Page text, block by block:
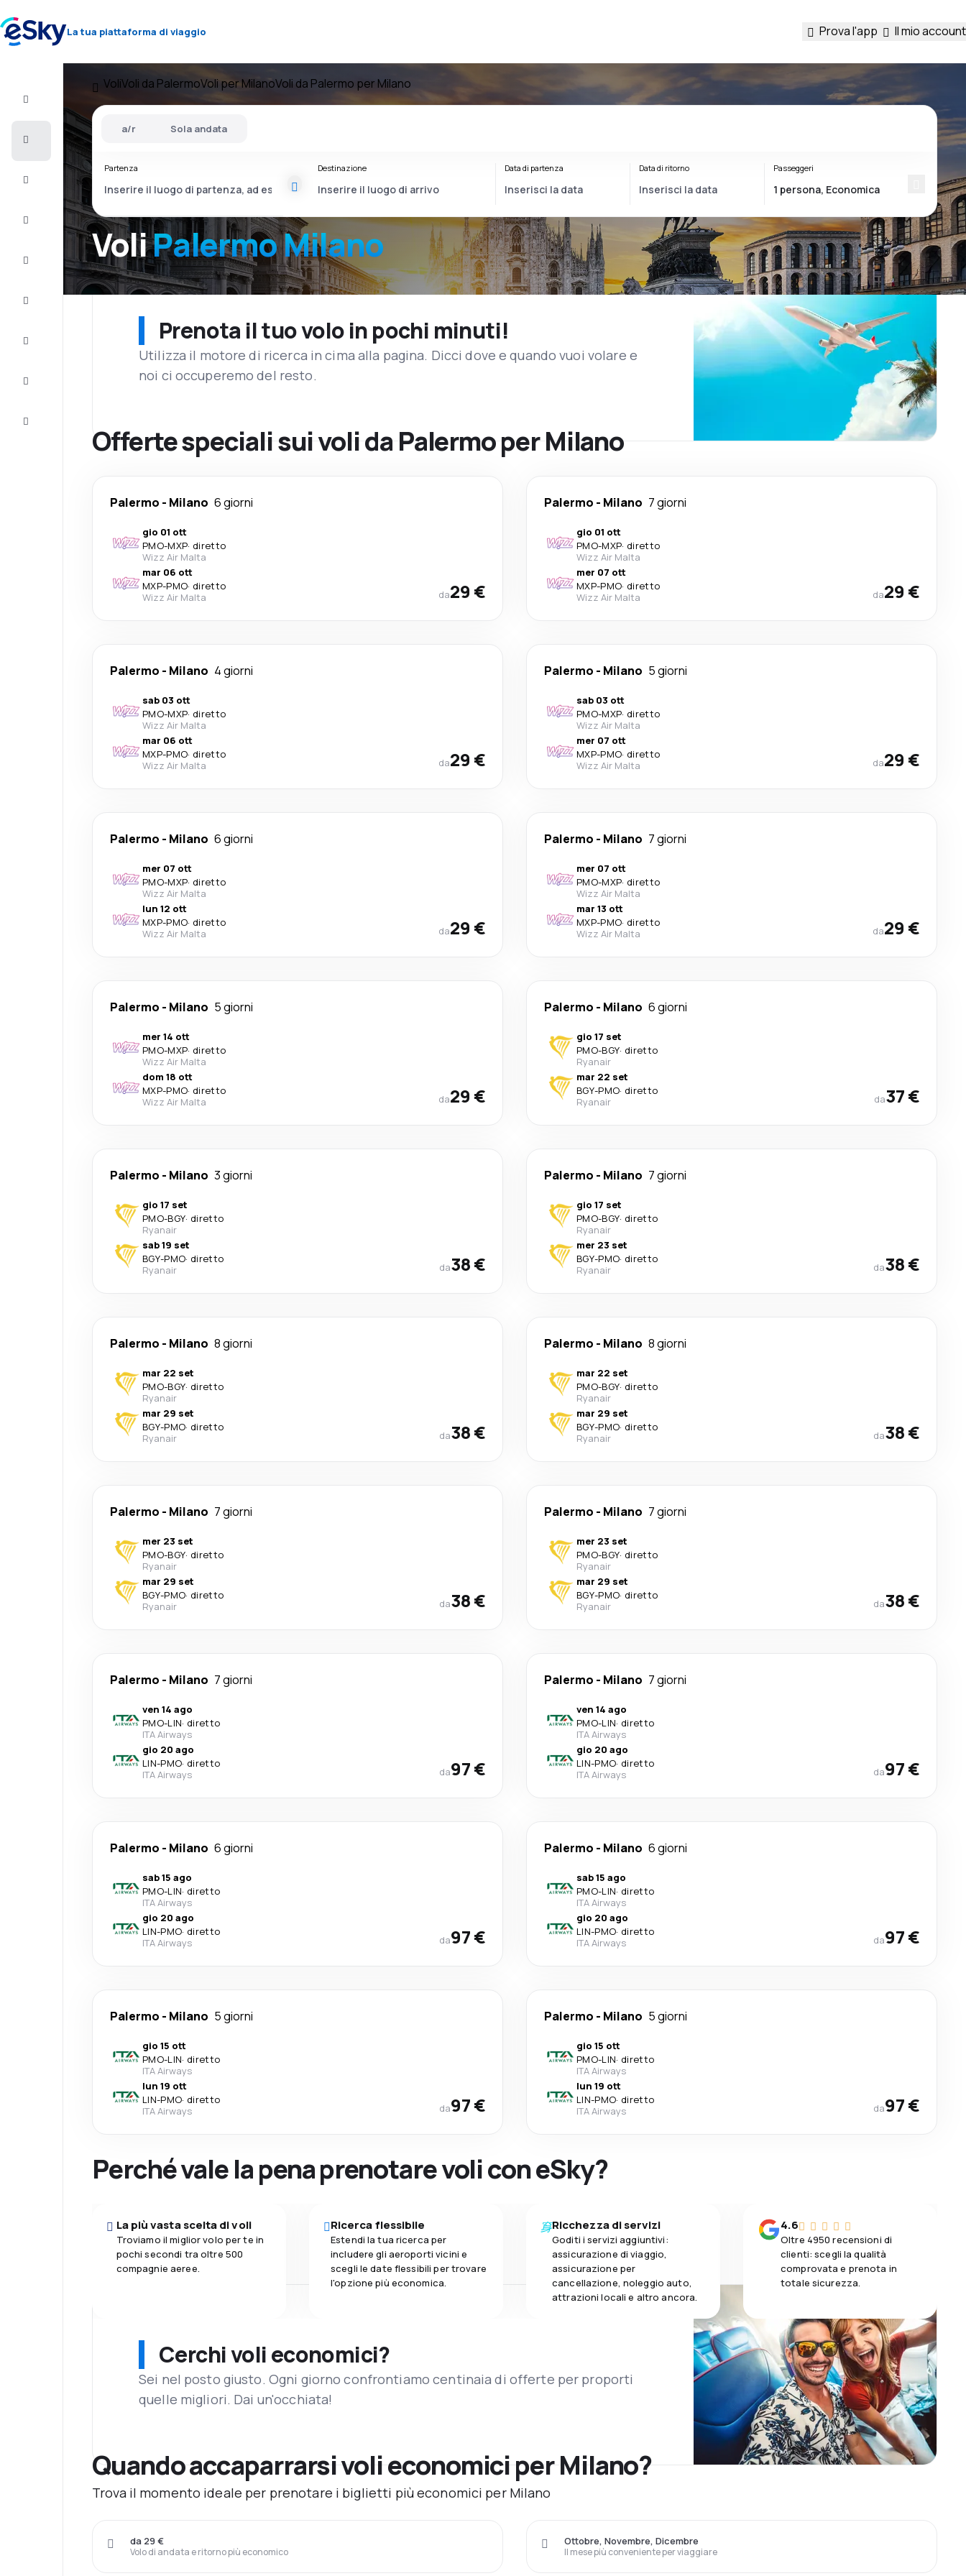
La tua piattaforma di viaggio Prova l'app Il mio account
Pernottamenti
VoliVoli da PalermoVoli per MilanoVoli da Palermo per Milano
VoliPalermo Milano
a/r Sola andata
Partenza Destinazione Data di partenza Data di ritorno Passeggeri
Prenota il tuo volo in pochi minuti!
Utilizza il motore di ricerca in cima alla pagina. Dicci dove e quando vuoi volare e
noi ci occuperemo del resto.
Offerte speciali sui voli da Palermo per Milano
Palermo - Milano 6 giorni
gio 01 ott
PMO-MXP· diretto
Wizz Air Malta
mar 06 ott
MXP-PMO· diretto
Wizz Air Malta
da29 €
Palermo - Milano 7 giorni
gio 01 ott
PMO-MXP· diretto
Wizz Air Malta
mer 07 ott
MXP-PMO· diretto
Wizz Air Malta
da29 €
Palermo - Milano 4 giorni
sab 03 ott
PMO-MXP· diretto
Wizz Air Malta
mar 06 ott
MXP-PMO· diretto
Wizz Air Malta
da29 €
Palermo - Milano 5 giorni
sab 03 ott
PMO-MXP· diretto
Wizz Air Malta
mer 07 ott
MXP-PMO· diretto
Wizz Air Malta
da29 €
Palermo - Milano 6 giorni
mer 07 ott
PMO-MXP· diretto
Wizz Air Malta
lun 12 ott
MXP-PMO· diretto
Wizz Air Malta
da29 €
Palermo - Milano 7 giorni
mer 07 ott
PMO-MXP· diretto
Wizz Air Malta
mar 13 ott
MXP-PMO· diretto
Wizz Air Malta
da29 €
Palermo - Milano 5 giorni
mer 14 ott
PMO-MXP· diretto
Wizz Air Malta
dom 18 ott
MXP-PMO· diretto
Wizz Air Malta
da29 €
Palermo - Milano 6 giorni
gio 17 set
PMO-BGY· diretto
Ryanair
mar 22 set
BGY-PMO· diretto
Ryanair
da37 €
Palermo - Milano 3 giorni
gio 17 set
PMO-BGY· diretto
Ryanair
sab 19 set
BGY-PMO· diretto
Ryanair
da38 €
Palermo - Milano 7 giorni
gio 17 set
PMO-BGY· diretto
Ryanair
mer 23 set
BGY-PMO· diretto
Ryanair
da38 €
Palermo - Milano 8 giorni
mar 22 set
PMO-BGY· diretto
Ryanair
mar 29 set
BGY-PMO· diretto
Ryanair
da38 €
Palermo - Milano 8 giorni
mar 22 set
PMO-BGY· diretto
Ryanair
mar 29 set
BGY-PMO· diretto
Ryanair
da38 €
Palermo - Milano 7 giorni
mer 23 set
PMO-BGY· diretto
Ryanair
mar 29 set
BGY-PMO· diretto
Ryanair
da38 €
Palermo - Milano 7 giorni
mer 23 set
PMO-BGY· diretto
Ryanair
mar 29 set
BGY-PMO· diretto
Ryanair
da38 €
Palermo - Milano 7 giorni
ven 14 ago
PMO-LIN· diretto
ITA Airways
gio 20 ago
LIN-PMO· diretto
ITA Airways
da97 €
Palermo - Milano 7 giorni
ven 14 ago
PMO-LIN· diretto
ITA Airways
gio 20 ago
LIN-PMO· diretto
ITA Airways
da97 €
Palermo - Milano 6 giorni
sab 15 ago
PMO-LIN· diretto
ITA Airways
gio 20 ago
LIN-PMO· diretto
ITA Airways
da97 €
Palermo - Milano 6 giorni
sab 15 ago
PMO-LIN· diretto
ITA Airways
gio 20 ago
LIN-PMO· diretto
ITA Airways
da97 €
Palermo - Milano 5 giorni
gio 15 ott
PMO-LIN· diretto
ITA Airways
lun 19 ott
LIN-PMO· diretto
ITA Airways
da97 €
Palermo - Milano 5 giorni
gio 15 ott
PMO-LIN· diretto
ITA Airways
lun 19 ott
LIN-PMO· diretto
ITA Airways
da97 €
Perché vale la pena prenotare voli con eSky?
La più vasta scelta di voli
Troviamo il miglior volo per te in
pochi secondi tra oltre 500
compagnie aeree.
Ricerca flessibile
Estendi la tua ricerca per
includere gli aeroporti vicini e
scegli le date flessibili per trovare
l'opzione più economica.
Ricchezza di servizi
Goditi i servizi aggiuntivi:
assicurazione di viaggio,
assicurazione per
cancellazione, noleggio auto,
attrazioni locali e altro ancora.
4.6
Oltre 4950 recensioni di
clienti: scegli la qualità
comprovata e prenota in
totale sicurezza.
Cerchi voli economici?
Sei nel posto giusto. Ogni giorno confrontiamo centinaia di offerte per proporti
quelle migliori. Dai un'occhiata!
Quando accaparrarsi voli economici per Milano?
Trova il momento ideale per prenotare i biglietti più economici per Milano
Volo di andata e ritorno più economico
da 29 €
Il mese più conveniente per viaggiare
Ottobre, Novembre, Dicembre